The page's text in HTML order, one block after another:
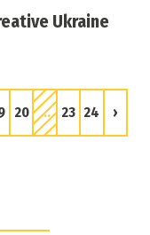
Ukraine
20 ... 23 24 ›